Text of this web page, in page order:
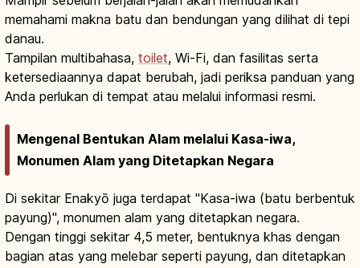
memahami makna batu dan bendungan yang dilihat di tepi
danau.
Tampilan multibahasa, toilet, Wi-Fi, dan fasilitas serta
ketersediaannya dapat berubah, jadi periksa panduan yang
Anda perlukan di tempat atau melalui informasi resmi.
Mengenal Bentukan Alam melalui Kasa-iwa,
Monumen Alam yang Ditetapkan Negara
Di sekitar Enakyō juga terdapat "Kasa-iwa (batu berbentuk
payung)", monumen alam yang ditetapkan negara.
Dengan tinggi sekitar 4,5 meter, bentuknya khas dengan
bagian atas yang melebar seperti payung, dan ditetapkan